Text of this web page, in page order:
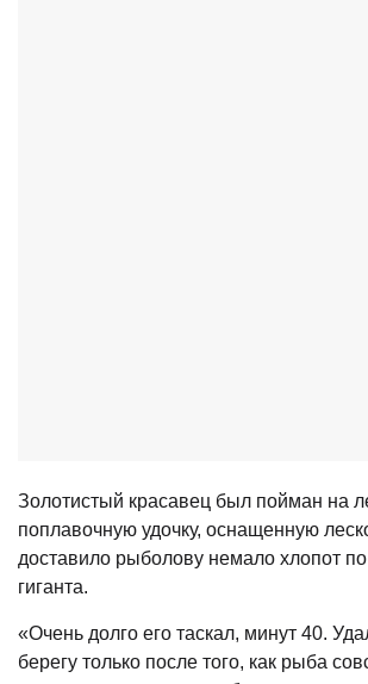
Золотистый красавец был пойман на
поплавочную удочку, оснащенную
доставило рыболову немало хлопот
гиганта.
«Очень долго его таскал, минут 40.
берегу только после того, как рыба